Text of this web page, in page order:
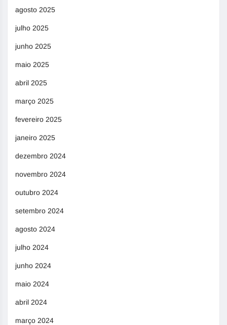
agosto 2025
julho 2025
junho 2025
maio 2025
abril 2025
março 2025
fevereiro 2025
janeiro 2025
dezembro 2024
novembro 2024
outubro 2024
setembro 2024
agosto 2024
julho 2024
junho 2024
maio 2024
abril 2024
março 2024